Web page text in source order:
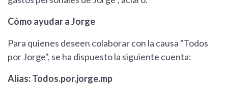
Cómo ayudar a Jorge
Para quienes deseen colaborar con la causa "Todos
por Jorge", se ha dispuesto la siguiente cuenta:
Alias: Todos.por.jorge.mp